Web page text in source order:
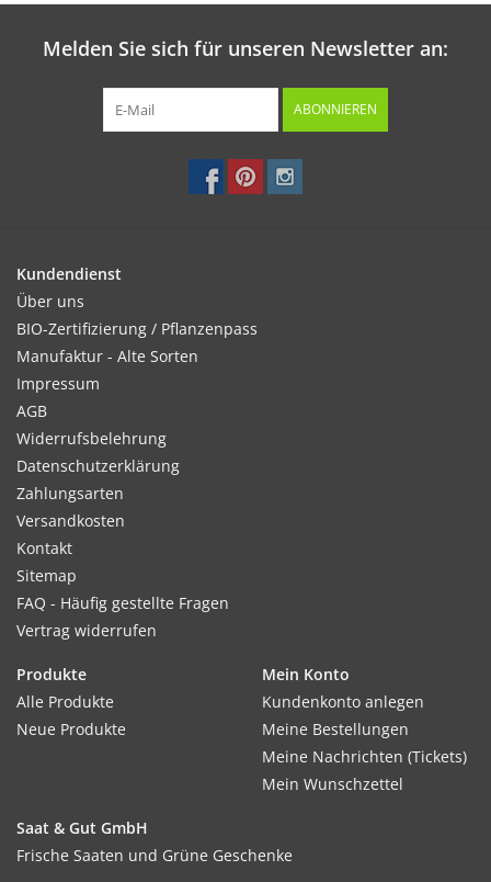
Melden Sie sich für unseren Newsletter an:
ABONNIEREN
Kundendienst
Über uns
BIO-Zertifizierung / Pflanzenpass
Manufaktur - Alte Sorten
Impressum
AGB
Widerrufsbelehrung
Datenschutzerklärung
Zahlungsarten
Versandkosten
Kontakt
Sitemap
FAQ - Häufig gestellte Fragen
Vertrag widerrufen
Produkte
Alle Produkte
Neue Produkte
Mein Konto
Kundenkonto anlegen
Meine Bestellungen
Meine Nachrichten (Tickets)
Mein Wunschzettel
Saat & Gut GmbH
Frische Saaten und Grüne Geschenke